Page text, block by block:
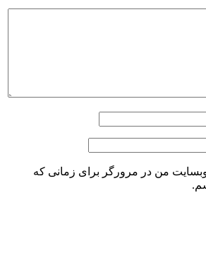
وبسایت من در مرورگر برای زمانی که